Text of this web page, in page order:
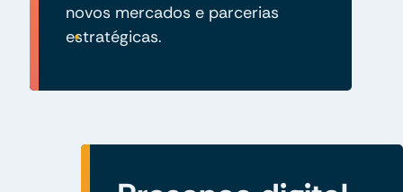
novos mercados e parcerias
estratégicas.